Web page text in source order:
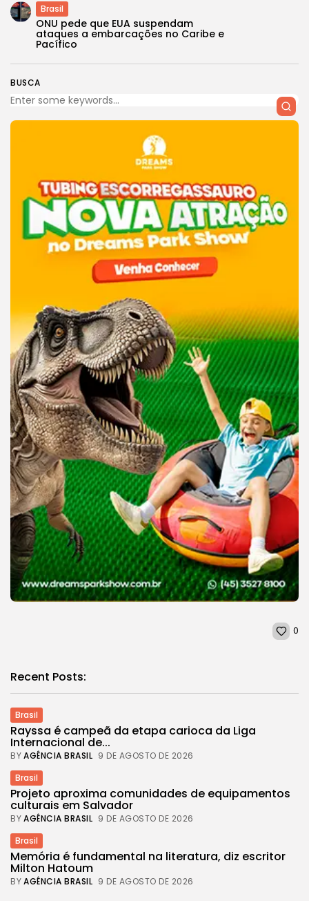
BUSCA
Brasil
ONU pede que EUA suspendam
ataques a embarcações no Caribe e
Pacífico
0
Recent Posts:
Brasil
Rayssa é campeã da etapa carioca da Liga
Internacional de...
BYAGÊNCIA BRASIL 9 DE AGOSTO DE 2026
Brasil
Projeto aproxima comunidades de equipamentos
culturais em Salvador
BYAGÊNCIA BRASIL 9 DE AGOSTO DE 2026
Brasil
Memória é fundamental na literatura, diz escritor
Milton Hatoum
BYAGÊNCIA BRASIL 9 DE AGOSTO DE 2026